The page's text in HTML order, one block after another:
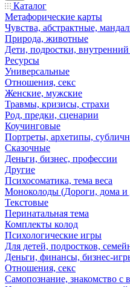
Каталог
Mетафорические карты
Чувства, абстрактные,
Природа, животные
Дети, подростки,
Ресурсы
Универсальные
Отношения, секс
Женские, мужские
Травмы, кризисы, страхи
Род, предки, сценарии
Коучинговые
Портреты, архетипы,
Сказочные
Деньги, бизнес, профессии
Другие
Психосоматика, тема веса
Моноколоды (Дороги, дома и
Текстовые
Перинатальная тема
Комплекты колод
Психологические игры
Для детей, подростков,
Деньги, финансы, бизнес-
Отношения, секс
Самопознание, знакомство